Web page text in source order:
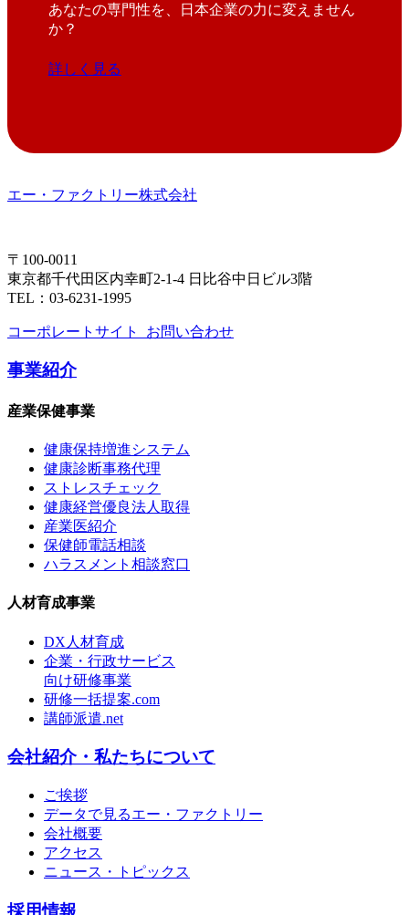
あなたの専門性を、日本企業の力に変えません
か？
詳しく見る
エー・ファクトリー株式会社
〒100-0011
東京都千代田区内幸町2-1-4 日比谷中日ビル3階
TEL：03-6231-1995
コーポレートサイト お問い合わせ
事業紹介
産業保健事業
健康保持増進システム
健康診断事務代理
ストレスチェック
健康経営優良法人取得
産業医紹介
保健師電話相談
ハラスメント相談窓口
人材育成事業
DX人材育成
企業・行政サービス
向け研修事業
研修一括提案.com
講師派遣.net
会社紹介・私たちについて
ご挨拶
データで見るエー・ファクトリー
会社概要
アクセス
ニュース・トピックス
採用情報